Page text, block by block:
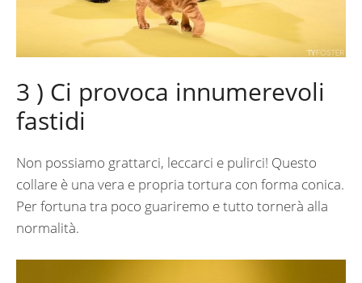
3 ) Ci provoca innumerevoli
fastidi
Non possiamo grattarci, leccarci e pulirci! Questo
collare è una vera e propria tortura con forma conica.
Per fortuna tra poco guariremo e tutto tornerà alla
normalità.